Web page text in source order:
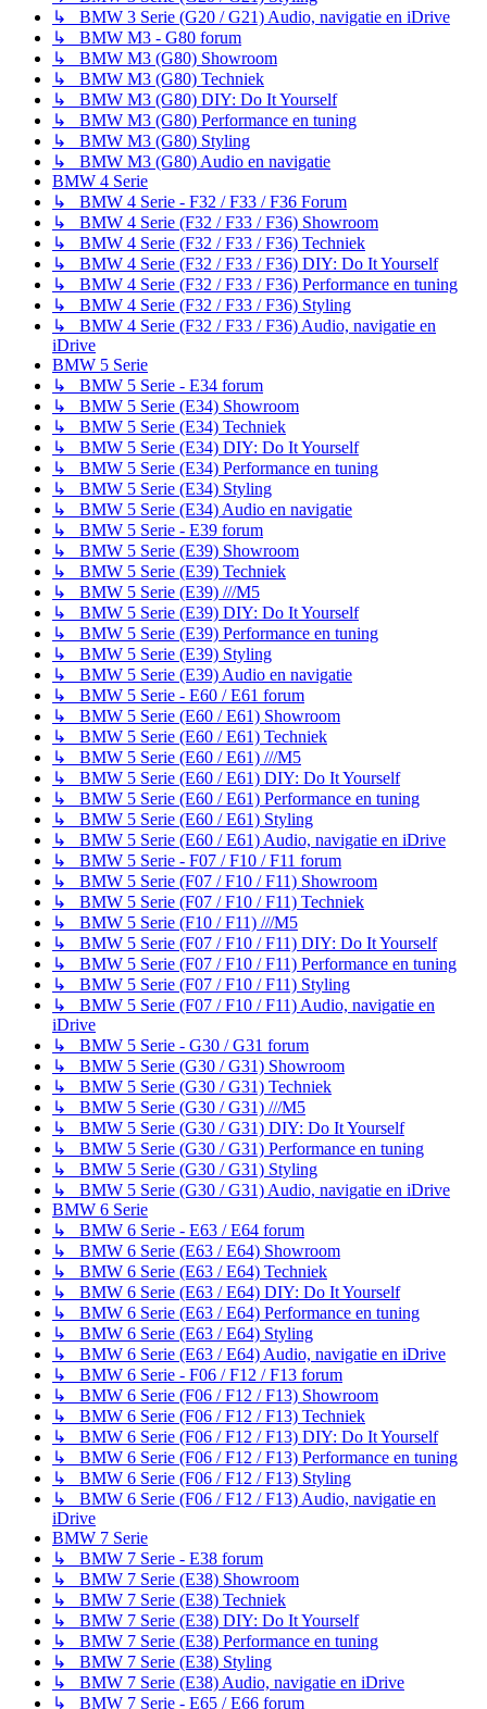
↳ BMW 3 Serie (G20 / G21) Audio, navigatie en iDrive
↳ BMW M3 - G80 forum
↳ BMW M3 (G80) Showroom
↳ BMW M3 (G80) Techniek
↳ BMW M3 (G80) DIY: Do It Yourself
↳ BMW M3 (G80) Performance en tuning
↳ BMW M3 (G80) Styling
↳ BMW M3 (G80) Audio en navigatie
BMW 4 Serie
↳ BMW 4 Serie - F32 / F33 / F36 Forum
↳ BMW 4 Serie (F32 / F33 / F36) Showroom
↳ BMW 4 Serie (F32 / F33 / F36) Techniek
↳ BMW 4 Serie (F32 / F33 / F36) DIY: Do It Yourself
↳ BMW 4 Serie (F32 / F33 / F36) Performance en tuning
↳ BMW 4 Serie (F32 / F33 / F36) Styling
↳ BMW 4 Serie (F32 / F33 / F36) Audio, navigatie en
iDrive
BMW 5 Serie
↳ BMW 5 Serie - E34 forum
↳ BMW 5 Serie (E34) Showroom
↳ BMW 5 Serie (E34) Techniek
↳ BMW 5 Serie (E34) DIY: Do It Yourself
↳ BMW 5 Serie (E34) Performance en tuning
↳ BMW 5 Serie (E34) Styling
↳ BMW 5 Serie (E34) Audio en navigatie
↳ BMW 5 Serie - E39 forum
↳ BMW 5 Serie (E39) Showroom
↳ BMW 5 Serie (E39) Techniek
↳ BMW 5 Serie (E39) ///M5
↳ BMW 5 Serie (E39) DIY: Do It Yourself
↳ BMW 5 Serie (E39) Performance en tuning
↳ BMW 5 Serie (E39) Styling
↳ BMW 5 Serie (E39) Audio en navigatie
↳ BMW 5 Serie - E60 / E61 forum
↳ BMW 5 Serie (E60 / E61) Showroom
↳ BMW 5 Serie (E60 / E61) Techniek
↳ BMW 5 Serie (E60 / E61) ///M5
↳ BMW 5 Serie (E60 / E61) DIY: Do It Yourself
↳ BMW 5 Serie (E60 / E61) Performance en tuning
↳ BMW 5 Serie (E60 / E61) Styling
↳ BMW 5 Serie (E60 / E61) Audio, navigatie en iDrive
↳ BMW 5 Serie - F07 / F10 / F11 forum
↳ BMW 5 Serie (F07 / F10 / F11) Showroom
↳ BMW 5 Serie (F07 / F10 / F11) Techniek
↳ BMW 5 Serie (F10 / F11) ///M5
↳ BMW 5 Serie (F07 / F10 / F11) DIY: Do It Yourself
↳ BMW 5 Serie (F07 / F10 / F11) Performance en tuning
↳ BMW 5 Serie (F07 / F10 / F11) Styling
↳ BMW 5 Serie (F07 / F10 / F11) Audio, navigatie en
iDrive
↳ BMW 5 Serie - G30 / G31 forum
↳ BMW 5 Serie (G30 / G31) Showroom
↳ BMW 5 Serie (G30 / G31) Techniek
↳ BMW 5 Serie (G30 / G31) ///M5
↳ BMW 5 Serie (G30 / G31) DIY: Do It Yourself
↳ BMW 5 Serie (G30 / G31) Performance en tuning
↳ BMW 5 Serie (G30 / G31) Styling
↳ BMW 5 Serie (G30 / G31) Audio, navigatie en iDrive
BMW 6 Serie
↳ BMW 6 Serie - E63 / E64 forum
↳ BMW 6 Serie (E63 / E64) Showroom
↳ BMW 6 Serie (E63 / E64) Techniek
↳ BMW 6 Serie (E63 / E64) DIY: Do It Yourself
↳ BMW 6 Serie (E63 / E64) Performance en tuning
↳ BMW 6 Serie (E63 / E64) Styling
↳ BMW 6 Serie (E63 / E64) Audio, navigatie en iDrive
↳ BMW 6 Serie - F06 / F12 / F13 forum
↳ BMW 6 Serie (F06 / F12 / F13) Showroom
↳ BMW 6 Serie (F06 / F12 / F13) Techniek
↳ BMW 6 Serie (F06 / F12 / F13) DIY: Do It Yourself
↳ BMW 6 Serie (F06 / F12 / F13) Performance en tuning
↳ BMW 6 Serie (F06 / F12 / F13) Styling
↳ BMW 6 Serie (F06 / F12 / F13) Audio, navigatie en
iDrive
BMW 7 Serie
↳ BMW 7 Serie - E38 forum
↳ BMW 7 Serie (E38) Showroom
↳ BMW 7 Serie (E38) Techniek
↳ BMW 7 Serie (E38) DIY: Do It Yourself
↳ BMW 7 Serie (E38) Performance en tuning
↳ BMW 7 Serie (E38) Styling
↳ BMW 7 Serie (E38) Audio, navigatie en iDrive
↳ BMW 7 Serie - E65 / E66 forum